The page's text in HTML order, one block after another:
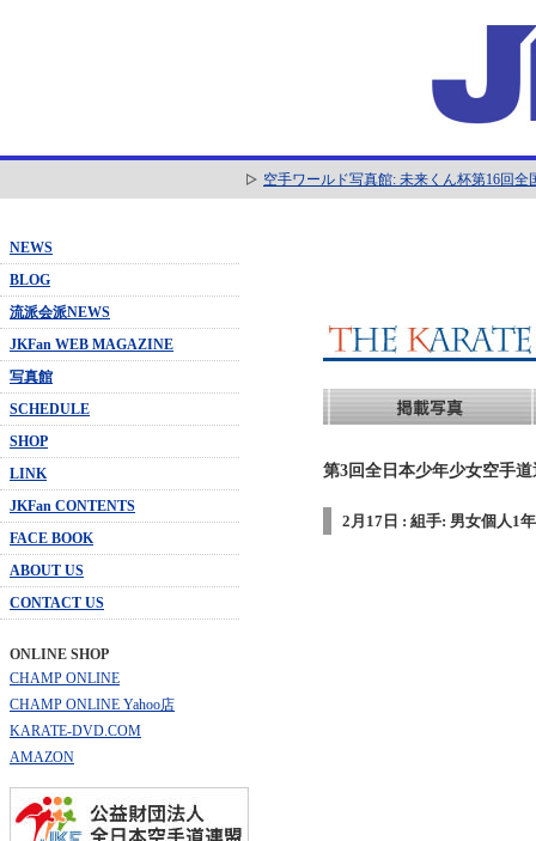
空手ワールド写真館: 未来くん杯第16回
NEWS
BLOG
流派会派NEWS
JKFan WEB MAGAZINE
写真館
SCHEDULE
SHOP
LINK
JKFan CONTENTS
FACE BOOK
ABOUT US
CONTACT US
ONLINE SHOP
CHAMP ONLINE
CHAMP ONLINE Yahoo店
KARATE-DVD.COM
AMAZON
第3回全日本少年少女空手
2月17日 : 組手: 男女個人1